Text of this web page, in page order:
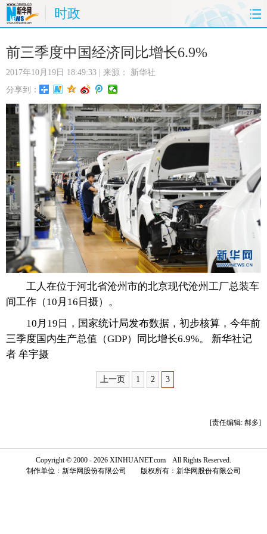
时政
首页 时政 国际
娱乐 体育
时尚 思客 地方 法治
港澳 台湾 华人 汽车
科技 能源 房产 公司
图片 视频 彩票 食品
旅游 健康 信息化
金融 军事 无人机
富媒体 摄影 新华广播
新华电视中文 新华电视英文 返回PC
前三季度中国经济同比增长6.9%
2017年10月19日 18:49:33 | 来源： 新华社
分享到：
工人在位于河北省沧州市的北京现代沧州工厂总装车
间工作（10月16日摄）。
10月19日，国家统计局发布数据，初步核算，今年前
三季度国内生产总值（GDP）同比增长6.9%。 新华社记
者 牟宇摄
上一页 1 2 3
[责任编辑: 郝多]
Copyright © 2000 - 2026 XINHUANET.com All Rights Reserved.
制作单位：新华网股份有限公司 版权所有：新华网股份有限公司